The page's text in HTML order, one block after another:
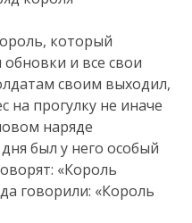
который
и все свои
своим выходил,
на прогулку не иначе
наряде
был у него особый
«Король
говорили: «Король